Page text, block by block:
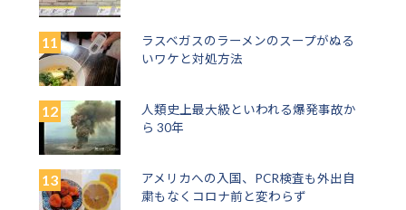
ラスベガスのラーメンのスープがぬる
いワケと対処方法
人類史上最大級といわれる爆発事故か
ら 30年
アメリカへの入国、PCR検査も外出自
粛もなくコロナ前と変わらず